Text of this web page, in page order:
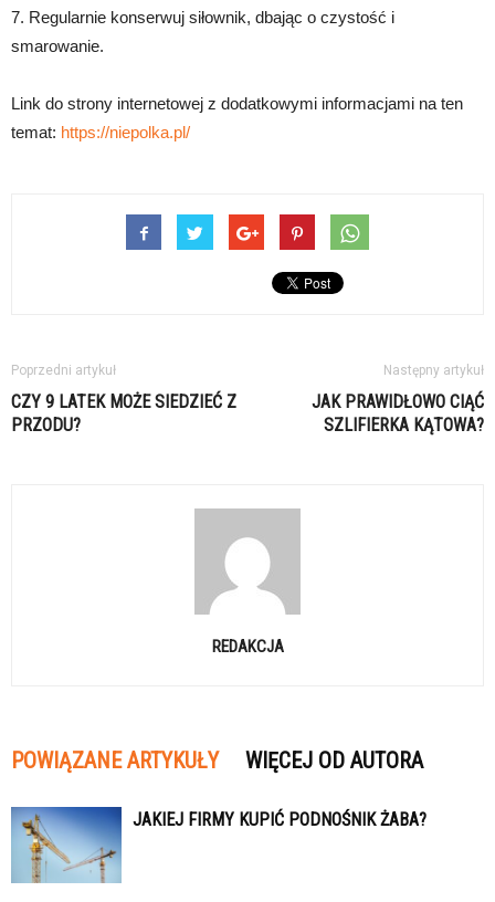
7. Regularnie konserwuj siłownik, dbając o czystość i
smarowanie.
Link do strony internetowej z dodatkowymi informacjami na ten
temat: https://niepolka.pl/
Poprzedni artykuł
CZY 9 LATEK MOŻE SIEDZIEĆ Z
PRZODU?
Następny artykuł
JAK PRAWIDŁOWO CIĄĆ
SZLIFIERKA KĄTOWA?
REDAKCJA
POWIĄZANE ARTYKUŁY WIĘCEJ OD AUTORA
JAKIEJ FIRMY KUPIĆ PODNOŚNIK ŻABA?